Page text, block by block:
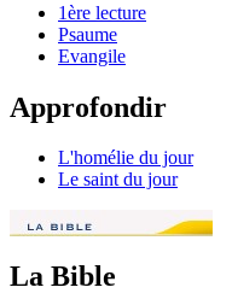
1ère lecture
Psaume
Evangile
Approfondir
L'homélie du jour
Le saint du jour
La Bible